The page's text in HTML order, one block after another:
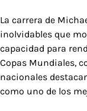
La carrera de
inolvidables que
capacidad para
Copas Mundiales,
nacionales
como uno de los